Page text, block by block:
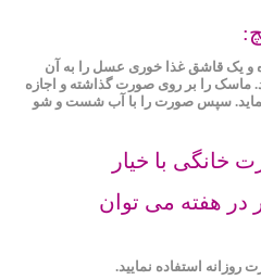
و یک قاشق غذا خوری عسل را به آن
ماسک را بر روی صورت گذاشته و اجازه
۱۵ تا ۲۰ استراحت نماید. سپس صورت را با آب شست و شو
در هفته می توان
استفاده نمایید.